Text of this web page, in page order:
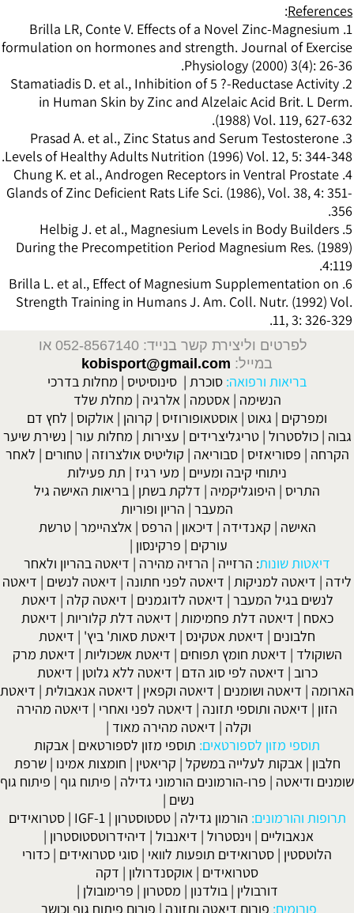
References
:
1. Brilla LR, Conte V. Effects of a Novel Zinc-Magnesium
formulation on hormones and strength. Journal of Exercise
Physiology (2000) 3(4): 26-36.
2. Stamatiadis D. et al., Inhibition of 5 ?-Reductase Activity
in Human Skin by Zinc and Alzelaic Acid Brit. L Derm.
(1988) Vol. 119, 627-632.
3. Prasad A. et al., Zinc Status and Serum Testosterone
Levels of Healthy Adults Nutrition (1996) Vol. 12, 5: 344-348.
4. Chung K. et al., Androgen Receptors in Ventral Prostate
Glands of Zinc Deficient Rats Life Sci. (1986), Vol. 38, 4: 351-
356.
5. Helbig J. et al., Magnesium Levels in Body Builders
During the Precompetition Period Magnesium Res. (1989)
4:119.
6. Brilla L. et al., Effect of Magnesium Supplementation on
Strength Training in Humans J. Am. Coll. Nutr. (1992) Vol.
11, 3: 326-329.
לפרטים וליצירת קשר בנייד: 052-8567140
או
במייל: kobisport@gmail.com
בריאות ורפואה: סוכרת | סינוסיטיס | מחלות בדרכי
הנשימה | אסטמה | אלרגיה | מחלת שלד
ומפרקים | גאוט | אוסטאופורוזיס | קרוהן | אולקוס | לחץ דם
גבוה |כולסטרול |טריגליצרידים | עצירות | מחלות עור | נשירת שיער
הקרחה | פסוריאזיס |סבוריאה | קוליטיס אולצרוזה |טחורים | לאחר
ניתוחי קיבה ומעיים | מעי רגיז | תת פעילות
התריס | היפוגליקמיה | דלקת בשתן | בריאות האישה גיל
המעבר | הריון ופוריות
האישה | קאנדידה | דיכאון | הרפס | אלצהיימר |טרשת
עורקים | פרקינסון |
דיאטות שונות: הרזייה | הרזיה מהירה | דיאטה בהריון ולאחר
לידה | דיאטה למניקות | דיאטה לפני חתונה | דיאטה לנשים | דיאטה
לנשים בגיל המעבר | דיאטה לדוגמנים | דיאטה קלה | דיאטת
כאסח | דיאטה דלת פחמימות | דיאטה דלת קלוריות | דיאטת
חלבונים | דיאטת אטקינס | דיאטת סאות' ביץ' | דיאטת
השוקולד | דיאטת חומץ תפוחים | דיאטת אשכוליות | דיאטת מרק
כרוב | דיאטה לפי סוג הדם | דיאטה ללא גלוטן | דיאטת
הארומה | דיאטה ושומנים | דיאטה וקפאין | דיאטה אנאבולית | דיאטת
הזון | דיאטה ותוספי תזונה | דיאטה לפני ואחרי | דיאטה מהירה
וקלה | דיאטה מהירה מאוד |
תוספי מזון לספורטאים: תוספי מזון לספורטאים | אבקות
חלבון | אבקות לעלייה במשקל | קריאטין | חומצות אמינו |שרפת
שומנים ודיאטה | פרו-הורמונים הורמוני גדילה | פיתוח גוף | פיתוח גוף
נשים |
תרופות והורמונים: הורמון גדילה |טסטוסטרון |
IGF-1
|סטרואידים
אנאבוליים | וינסטרול | דיאנבול | דיהידרוטסטוסטרון |
הלוטסטין | סטרואידים תופעות לוואי | סוגי סטרואידים | כדורי
סטרואידים | אוקסנדרולון | דקה
דורבולין | בולדנון | מסטרון | פרימובולן |
פורומים: פורום דיאטה ותזונה | פורום פיתוח גוף וכושר